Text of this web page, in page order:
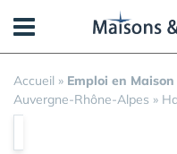
Accueil » Emploi en
Auvergne-Rhône-Alpes »
Panneau de gestion des cookies